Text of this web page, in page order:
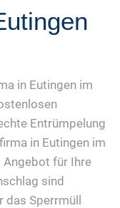
in Eutingen im
Entrümpelung
in Eutingen im
Angebot für Ihre
sind
das Sperrmüll